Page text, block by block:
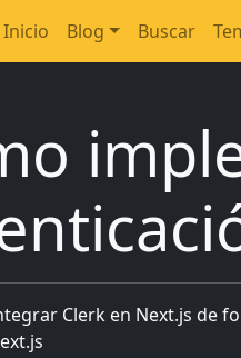
Inicio Blog Buscar
Clerk en Next.js de